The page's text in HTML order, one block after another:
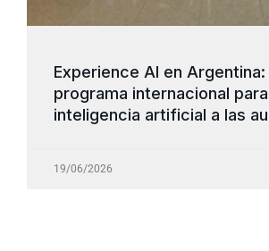
Experience AI en Argentina:
programa internacional
inteligencia artificial a las
19/06/2026